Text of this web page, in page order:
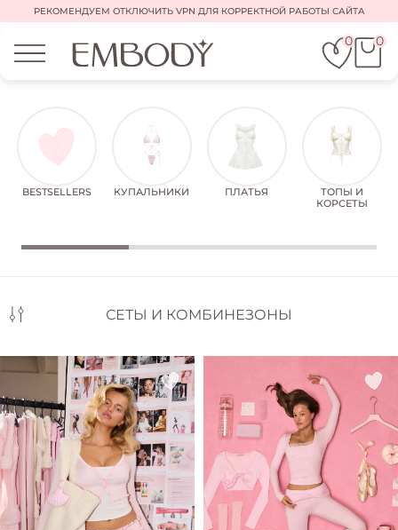
РЕКОМЕНДУЕМ ОТКЛЮЧИТЬ VPN ДЛЯ КОРРЕКТНОЙ РАБОТЫ САЙТА
0 0
BESTSELLERS КУПАЛЬНИКИ ПЛАТЬЯ
ТОПЫ И
КОРСЕТЫ
СЕТЫ И КОМБИНЕЗОНЫ